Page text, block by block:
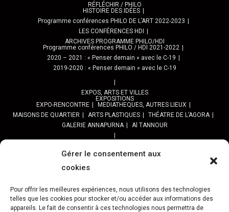
Gérer le consentement aux
cookies
Pour offrir les meilleures expériences, nous utilisons des technologies
telles que les cookies pour stocker et/ou accéder aux informations des
appareils. Le fait de consentir à ces technologies nous permettra de
RÉFLÉCHIR / PHILO
HISTOIRE DES IDÉES
Programme conférences PHILO DE L’ART 2022-2023
LES CONFÉRENCES HDI
ARCHIVES PROGRAMME PHILO/HDI
Programme conférences PHILO / HDI 2021-2022
2020 – 2021 : « Penser demain » avec le C-19
2019-2020 : « Penser demain » avec le C-19
EXPOS, ARTS ET VILLES
EXPOSITIONS
EXPO-RENCONTRE
MEDIATHEQUES, AUTRES LIEUX
MAISONS DE QUARTIER
ARTS PLASTIQUES
THÉATRE DE L’AGORA
GALERIE ANNAPURNA
Al TANNOUR
PPROGRAMME DES BALADES URBAINES 2025
Programme SORTIES URBAN SKETCHER 2024-2025 :
Archives URBAN SKETCHERS ESSONNE